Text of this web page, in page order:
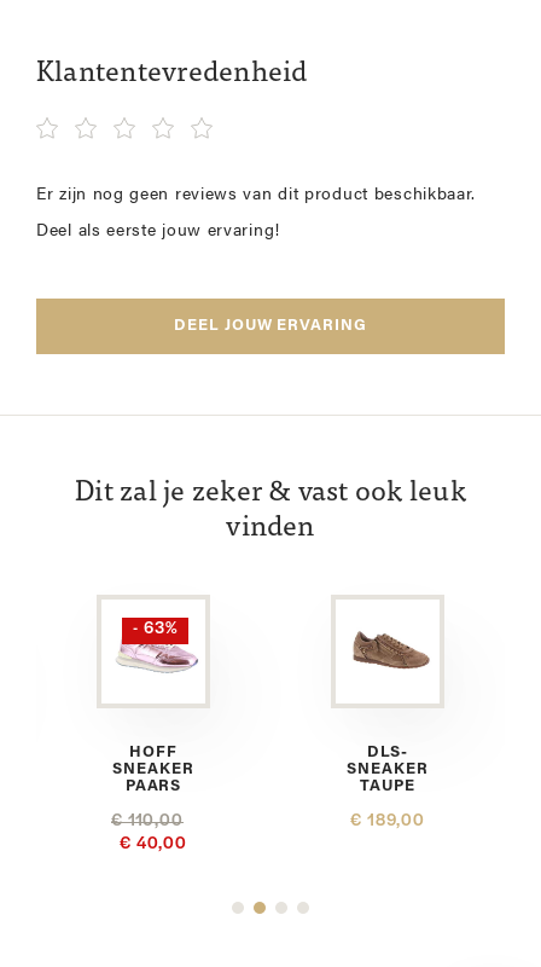
Klantentevredenheid
Er zijn nog geen reviews van dit product beschikbaar.
Deel als eerste jouw ervaring!
DEEL JOUW ERVARING
Dit zal je zeker & vast ook leuk
vinden
- 63%
HOFF
SNEAKER
PAARS
€ 110,00
€ 40,00
DLS-
SNEAKER
TAUPE
€ 189,00